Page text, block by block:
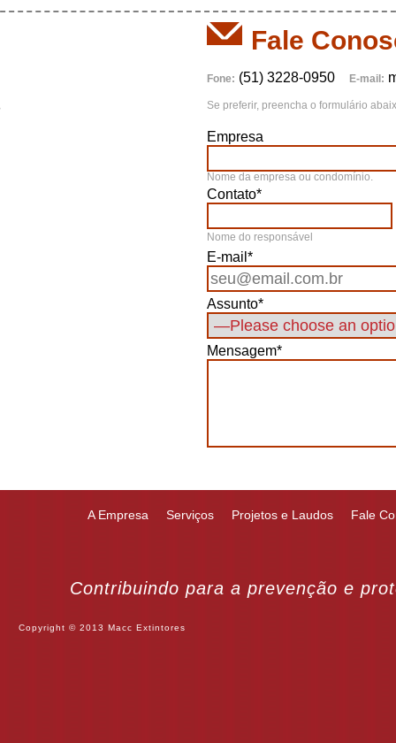
Fale
Fone: (51) 3228-0950 E-mail:
Se preferir, preencha o formulário
Empresa
Nome da empresa ou condomínio.
Contato*
Nome do responsável
E-mail*
Assunto*
Mensagem*
A Empresa Serviços Projetos e Laudos Fale
Contribuindo para a prevenção e
Copyright © 2013 Macc Extintores